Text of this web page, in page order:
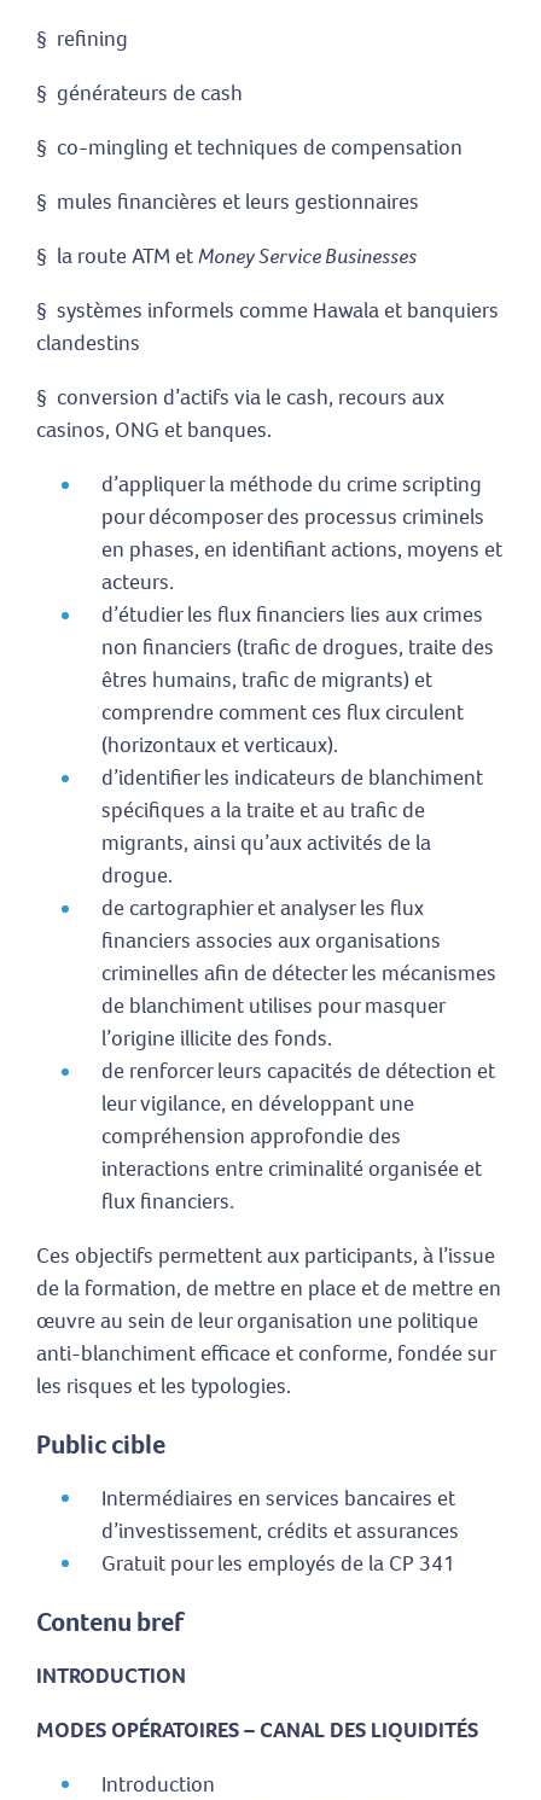
§ refining
§ générateurs de cash
§ co-mingling et techniques de compensation
§ mules financières et leurs gestionnaires
§ la route ATM etMoney Service Businesses
§ systèmes informels comme Hawala et banquiers
clandestins
§ conversion d’actifs via le cash, recours aux
casinos, ONG et banques.
d’appliquer la méthode du crime scripting
pour décomposer des processus criminels
en phases, en identifiant actions, moyens et
acteurs.
d’étudier les flux financiers lies aux crimes
non financiers (trafic de drogues, traite des
êtres humains, trafic de migrants) et
comprendre comment ces flux circulent
(horizontaux et verticaux).
d’identifier les indicateurs de blanchiment
spécifiques a la traite et au trafic de
migrants, ainsi qu’aux activités de la
drogue.
de cartographier et analyser les flux
financiers associes aux organisations
criminelles afin de détecter les mécanismes
de blanchiment utilises pour masquer
l’origine illicite des fonds.
de renforcer leurs capacités de détection et
leur vigilance, en développant une
compréhension approfondie des
interactions entre criminalité organisée et
flux financiers.
Ces objectifs permettent aux participants, à l’issue
de la formation, de mettre en place et de mettre en
œuvre au sein de leur organisation une politique
anti-blanchiment efficace et conforme, fondée sur
les risques et les typologies.
Public cible
Intermédiaires en services bancaires et
d’investissement, crédits et assurances
Gratuit pour les employés de la CP 341
Contenu bref
INTRODUCTION
MODES OPÉRATOIRES – CANAL DES LIQUIDITÉS
Introduction